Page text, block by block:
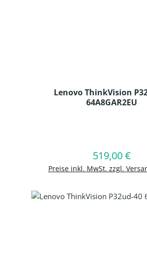
Lenovo ThinkVision
64A8GAR2EU
Regulärer
519,00 €
Preise inkl. MwSt. zzgl.
In den Warenkorb